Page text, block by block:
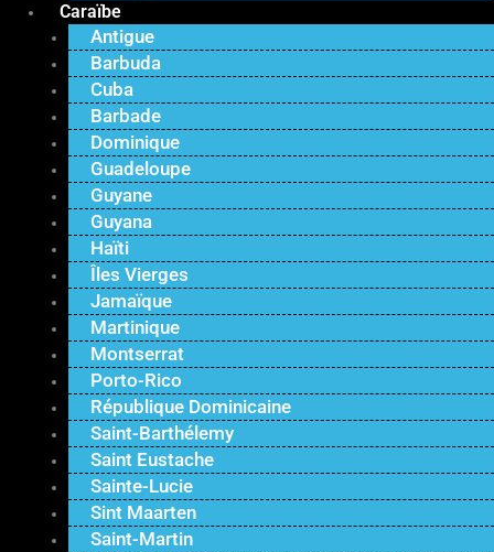
Caraïbe
Antigue
Barbuda
Cuba
Barbade
Dominique
Guadeloupe
Guyane
Guyana
Haïti
Îles Vierges
Jamaïque
Martinique
Montserrat
Porto-Rico
République Dominicaine
Saint-Barthélemy
Saint Eustache
Sainte-Lucie
Sint Maarten
Saint-Martin